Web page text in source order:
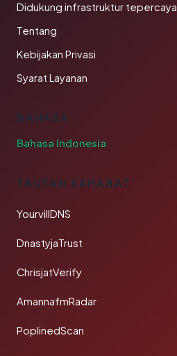
Didukung infrastruktur tepercaya
Tentang
Kebijakan Privasi
Syarat Layanan
BAHASA
Bahasa Indonesia
TAUTAN SAHABAT
YourvillDNS
DnastyjaTrust
ChrisjatVerify
AmannafmRadar
PoplinedScan